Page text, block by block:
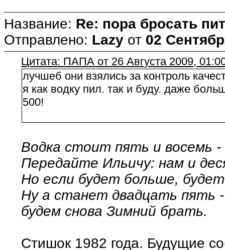
Название: Re: пора бросать
Отправлено: Lazy от 02
Цитата: ПАПА от 26 Августа 2009,
лучшеб они взялись за контроль
я как водку пил. так и буду. даже
500!
Водка стоит пять и восемь -
Передайте Ильичу: нам и
Но если будет больше,
Ну а станет двадцать пять -
будем снова Зимний брать.
Стишок 1982 года. Будущие